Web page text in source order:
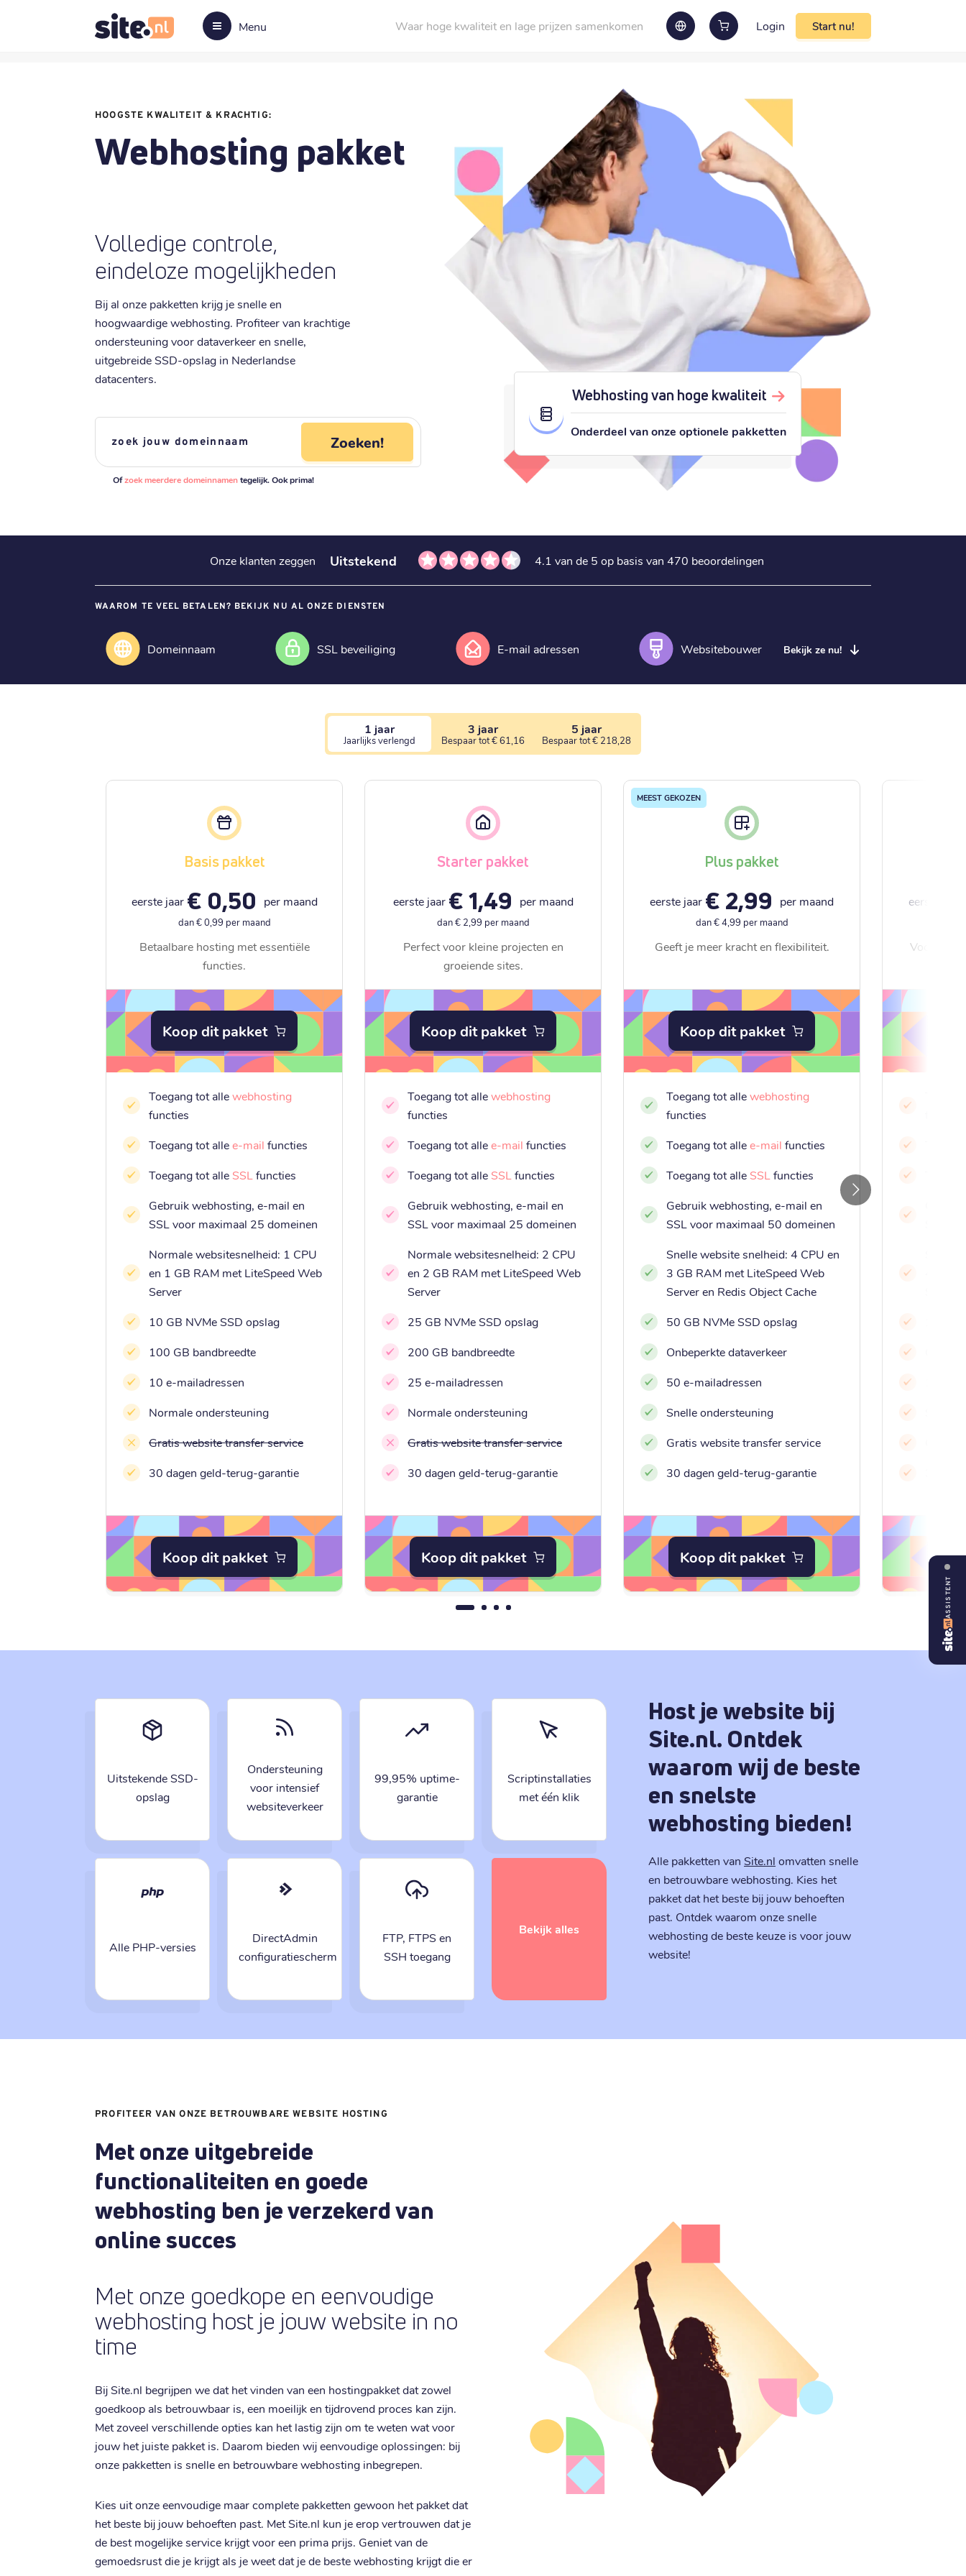
Menu Waar hoge kwaliteit en lage prijzen samenkomen Login Start nu!
HOOGSTE KWALITEIT & KRACHTIG:
Webhosting pakket
Volledige controle,
eindeloze mogelijkheden
Bij al onze pakketten krijg je snelle en
hoogwaardige webhosting. Profiteer van krachtige
ondersteuning voor dataverkeer en snelle,
uitgebreide SSD-opslag in Nederlandse
datacenters.
Zoeken!
Ofzoek meerdere domeinnamentegelijk. Ook prima!
Webhosting van hoge kwaliteit
Onderdeel van onze optionele pakketten
Onze klanten zeggen Uitstekend 4.1 van de 5 op basis van 470 beoordelingen
WAAROM TE VEEL BETALEN? BEKIJK NU AL ONZE DIENSTEN
Domeinnaam SSL beveiliging E-mail adressen Websitebouwer Bekijk ze nu!
1 jaar
Jaarlijks verlengd
3 jaar
Bespaar tot € 61,16
5 jaar
Bespaar tot € 218,28
Basis pakket
eerste jaar € 0,50 per maand
dan € 0,99 per maand
Betaalbare hosting met essentiële
functies.
Koop dit pakket
Toegang tot allewebhosting
functies
Toegang tot allee-mail functies
Toegang tot alle SSL functies
Gebruik webhosting, e-mail en
SSL voor maximaal 25 domeinen
Normale websitesnelheid: 1 CPU
en 1 GB RAM met LiteSpeed Web
Server
10 GB NVMe SSD opslag
100 GB bandbreedte
10 e-mailadressen
Normale ondersteuning
Gratis website transfer service
30 dagen geld-terug-garantie
Koop dit pakket
Starter pakket
eerste jaar € 1,49 per maand
dan € 2,99 per maand
Perfect voor kleine projecten en
groeiende sites.
Koop dit pakket
Toegang tot allewebhosting
functies
Toegang tot allee-mail functies
Toegang tot alle SSL functies
Gebruik webhosting, e-mail en
SSL voor maximaal 25 domeinen
Normale websitesnelheid: 2 CPU
en 2 GB RAM met LiteSpeed Web
Server
25 GB NVMe SSD opslag
200 GB bandbreedte
25 e-mailadressen
Normale ondersteuning
Gratis website transfer service
30 dagen geld-terug-garantie
Koop dit pakket
MEEST GEKOZEN
Plus pakket
eerste jaar € 2,99 per maand
dan € 4,99 per maand
Geeft je meer kracht en flexibiliteit.
Koop dit pakket
Toegang tot allewebhosting
functies
Toegang tot allee-mail functies
Toegang tot alle SSL functies
Gebruik webhosting, e-mail en
SSL voor maximaal 50 domeinen
Snelle website snelheid: 4 CPU en
3 GB RAM met LiteSpeed Web
Server en Redis Object Cache
50 GB NVMe SSD opslag
Onbeperkte dataverkeer
50 e-mailadressen
Snelle ondersteuning
Gratis website transfer service
30 dagen geld-terug-garantie
Koop dit pakket
eerste jaar
Voor
Host je website bij
Site.nl. Ontdek
waarom wij de beste
en snelste
webhosting bieden!
Alle pakketten vanSite.nl omvatten snelle
en betrouwbare webhosting. Kies het
pakket dat het beste bij jouw behoeften
past. Ontdek waarom onze snelle
webhosting de beste keuze is voor jouw
website!
Uitstekende SSD-
opslag
Ondersteuning
voor intensief
websiteverkeer
99,95% uptime-
garantie
Scriptinstallaties
met één klik
Alle PHP-versies
DirectAdmin
configuratiescherm
FTP, FTPS en
SSH toegang
Bekijk alles
PROFITEER VAN ONZE BETROUWBARE WEBSITE HOSTING
Met onze uitgebreide
functionaliteiten en goede
webhosting ben je verzekerd van
online succes
Met onze goedkope en eenvoudige
webhosting host je jouw website in no
time
Bij Site.nl begrijpen we dat het vinden van een hostingpakket dat zowel
goedkoop als betrouwbaar is, een moeilijk en tijdrovend proces kan zijn.
Met zoveel verschillende opties kan het lastig zijn om te weten wat voor
jouw het juiste pakket is. Daarom bieden wij eenvoudige oplossingen: bij
onze pakketten is snelle en betrouwbare webhosting inbegrepen.
Kies uit onze eenvoudige maar complete pakketten gewoon het pakket dat
het beste bij jouw behoeften past. Met Site.nl kun je erop vertrouwen dat je
de best mogelijke service krijgt voor een prima prijs. Geniet van de
gemoedsrust die je krijgt als je weet dat je de beste webhosting krijgt die er
ASSISTENT